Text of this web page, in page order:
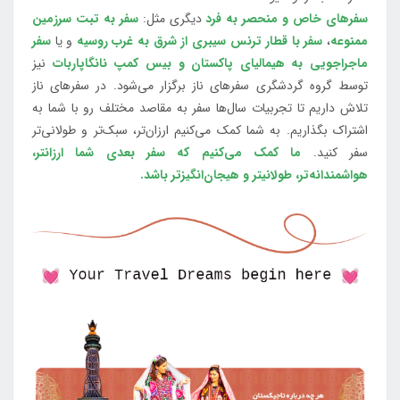
سفرهای خاص و منحصر به فرددیگری مثل:سفر به تبت سرزمین
ممنوعه، سفر با قطار ترنس سیبری از شرق به غرب روسیه و یا سفر
ماجراجویی به هیمالیای پاکستان و بیس کمپ نانگاپاربات نیز
توسط گروه گردشگری سفرهای ناز برگزار می‌شود. در سفرهای ناز
تلاش داریم تا تجربیات سال‌ها سفر به مقاصد مختلف رو با شما به
اشتراک بگذاریم. به شما کمک می‌کنیم ارزان‌تر، سبک‌تر و طولانی‌تر
سفر کنید. ما کمک می‌کنیم که سفر بعدی شما ارزانتر،
هواشمندانه‌تر، طولانی‎تر و هیجان‌انگیزتر باشد.